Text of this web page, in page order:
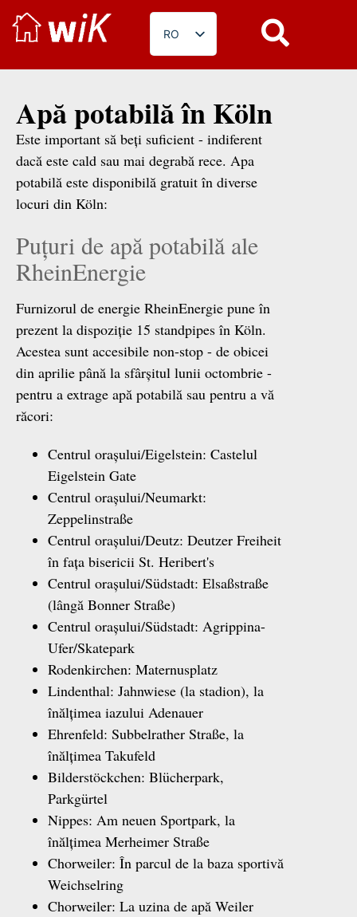
RO
DE
PL
BG
FR
Apă potabilă în Köln
Este important să beți suficient - indiferent
dacă este cald sau mai degrabă rece. Apa
potabilă este disponibilă gratuit în diverse
locuri din Köln:
Puțuri de apă potabilă ale
RheinEnergie
Furnizorul de energie RheinEnergie pune în
prezent la dispoziție 15 standpipes în Köln.
Acestea sunt accesibile non-stop - de obicei
din aprilie până la sfârșitul lunii octombrie -
pentru a extrage apă potabilă sau pentru a vă
răcori:
Centrul orașului/Eigelstein: Castelul
Eigelstein Gate
Centrul orașului/Neumarkt:
Zeppelinstraße
Centrul orașului/Deutz: Deutzer Freiheit
în fața bisericii St. Heribert's
Centrul orașului/Südstadt: Elsaßstraße
(lângă Bonner Straße)
Centrul orașului/Südstadt: Agrippina-
Ufer/Skatepark
Rodenkirchen: Maternusplatz
Lindenthal: Jahnwiese (la stadion), la
înălțimea iazului Adenauer
Ehrenfeld: Subbelrather Straße, la
înălțimea Takufeld
Bilderstöckchen: Blücherpark,
Parkgürtel
Nippes: Am neuen Sportpark, la
înălțimea Merheimer Straße
Chorweiler: În parcul de la baza sportivă
Weichselring
Chorweiler: La uzina de apă Weiler